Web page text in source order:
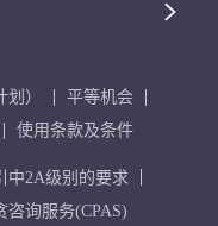
）
平等机会
使用条款及条件
中2A级别的要求
咨询服务(CPAS)